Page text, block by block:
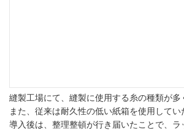
縫製工場にて、縫製に使用する糸の種類が
また、従来は耐久性の低い紙箱を使用して
導入後は、整理整頓が行き届いたことで、